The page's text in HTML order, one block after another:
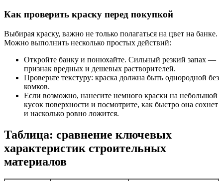
Как проверить краску перед покупкой
Выбирая краску, важно не только полагаться на цвет на банке.
Можно выполнить несколько простых действий:
Откройте банку и понюхайте. Сильный резкий запах —
признак вредных и дешевых растворителей.
Проверьте текстуру: краска должна быть однородной без
комков.
Если возможно, нанесите немного краски на небольшой
кусок поверхности и посмотрите, как быстро она сохнет
и насколько ровно ложится.
Таблица: сравнение ключевых
характеристик строительных
материалов